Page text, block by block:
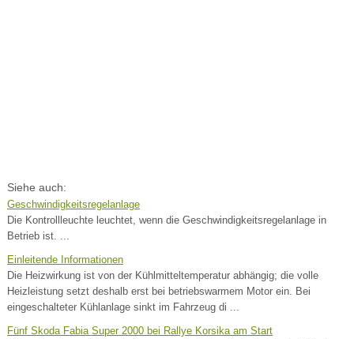
Siehe auch:
Geschwindigkeitsregelanlage
Die Kontrollleuchte leuchtet, wenn die Geschwindigkeitsregelanlage in
Betrieb ist. ...
Einleitende Informationen
Die Heizwirkung ist von der Kühlmitteltemperatur abhängig; die volle
Heizleistung setzt deshalb erst bei betriebswarmem Motor ein. Bei
eingeschalteter Kühlanlage sinkt im Fahrzeug di ...
Fünf Skoda Fabia Super 2000 bei Rallye Korsika am Start